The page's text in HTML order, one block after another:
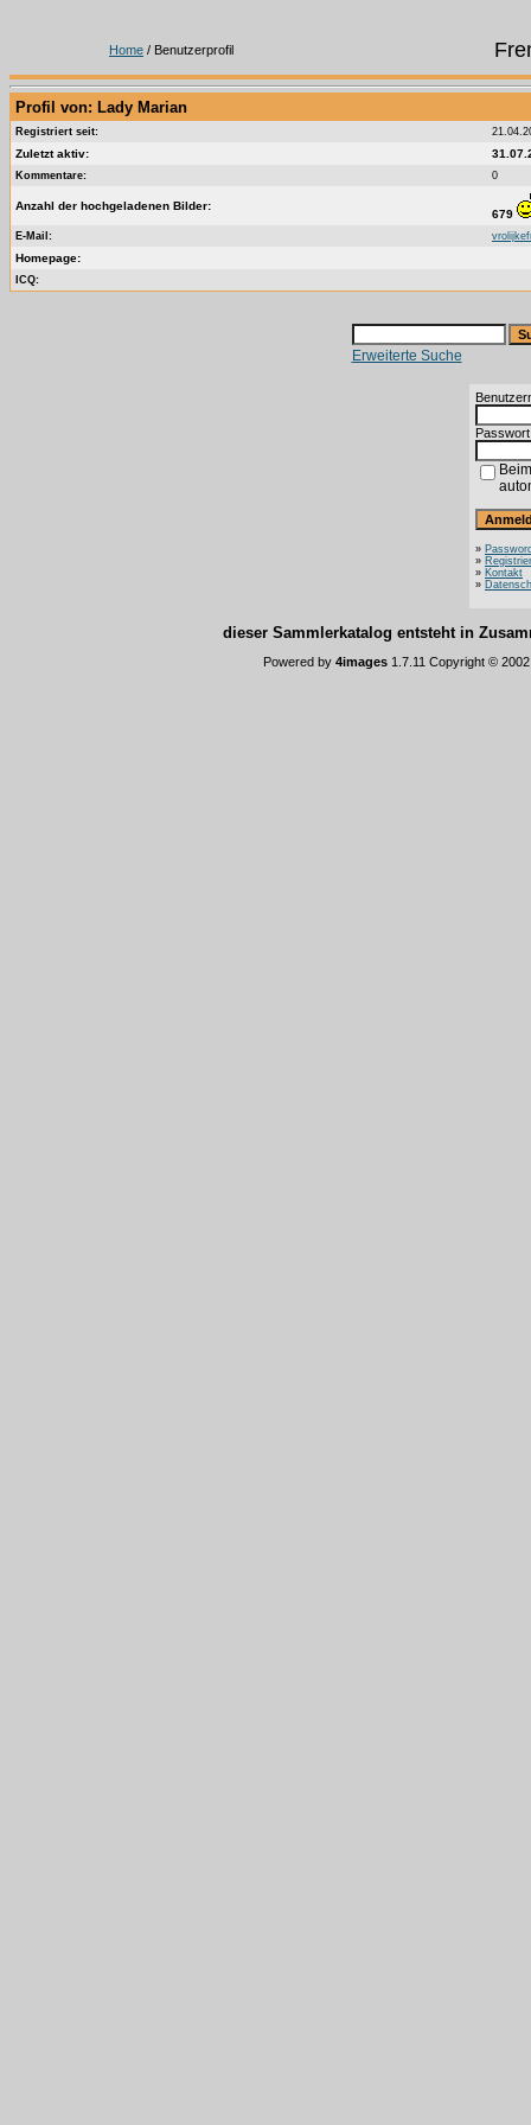
Home / Benutzerprofil
Profil von: Lady Marian
Registriert seit:
Zuletzt aktiv:
Kommentare: 0
Anzahl der hochgeladenen Bilder:
679
E-Mail:
Homepage:
ICQ:
Erweiterte Suche
»
»
» Kontakt
»
dieser Sammlerkatalog entsteht in
Powered by 4images 1.7.11 Copyright ©